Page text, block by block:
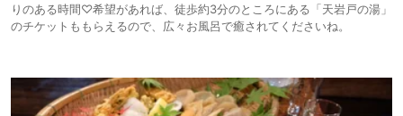
りのある時間♡希望があれば、徒歩約3分のところにある「天岩戸の湯」
のチケットももらえるので、広々お風呂で癒されてくださいね。